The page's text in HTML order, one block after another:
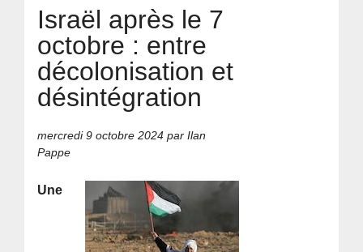
Israël après le 7
octobre : entre
décolonisation et
désintégration
mercredi 9 octobre 2024 par Ilan
Pappe
Une